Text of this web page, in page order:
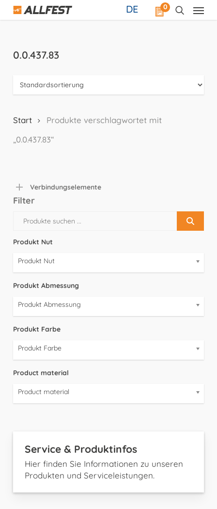
Skip
0
DE
0.0.437.83
Start
Produkte verschlagwortet mit
„0.0.437.83“
Verbindungselemente
Filter
Produkt Nut
Produkt Nut
Produkt Abmessung
Produkt Abmessung
Produkt Farbe
Produkt Farbe
Product material
Product material
Service & Produktinfos
Hier finden Sie Informationen zu unseren
Produkten und Serviceleistungen.